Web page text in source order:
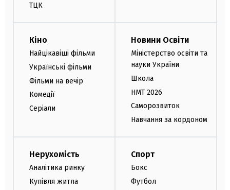
ТЦК
Кіно
Найцікавіші фільми
Українські фільми
Фільми на вечір
Комедії
Серіали
Новини Освіти
Міністерство освіти та
науки України
Школа
НМТ 2026
Саморозвиток
Навчання за кордоном
Нерухомість
Аналітика ринку
Купівля житла
Спорт
Бокс
Футбол